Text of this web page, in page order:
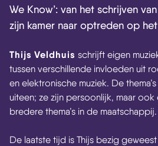
We Know’: van het schrijven
zijn kamer naar optreden op
Thijs Veldhuis schrijft eigen
tussen verschillende invloeden uit
en elektronische muziek. De
uiteen; ze zijn persoonlijk, maar
bredere thema’s in de maatschappij.
De laatste tijd is Thijs bezig